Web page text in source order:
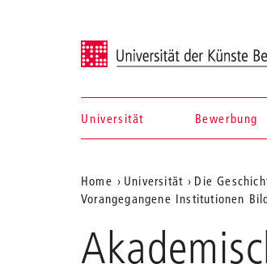
Universität der Künste Berlin
Navigation
Suche
Universität Bewerbung
Aktuelle
Position
auf
der
Home Universität Die
Vorangegangene Institutionen